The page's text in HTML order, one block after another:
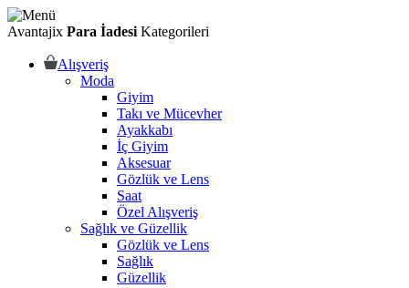
Avantajix Para İadesi Kategorileri
Alışveriş
Moda
Giyim
Takı ve Mücevher
Ayakkabı
İç Giyim
Aksesuar
Gözlük ve Lens
Saat
Özel Alışveriş
Sağlık ve Güzellik
Gözlük ve Lens
Sağlık
Güzellik